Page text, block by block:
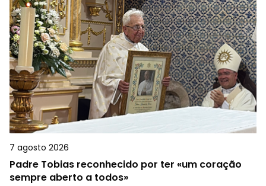
7 agosto 2026
Padre Tobias reconhecido por ter «um coração
sempre aberto a todos»